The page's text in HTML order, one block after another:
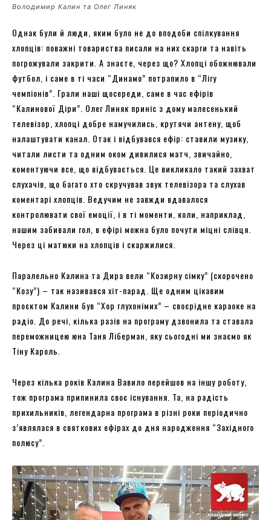
Володимир Калин та Олег Линяк
Однак були й люди, яким було не до вподоби спілкування
хлопців: поважні товариства писали на них скарги та навіть
погрожували закрити. А знаєте, через що? Хлопці обожнювали
футбол, і саме в ті часи “Динамо” потрапило в “Лігу
чемпіонів”. Грали наші щосереди, саме в час ефірів
“Калинової Діри”. Олег Линяк приніс з дому малесенький
телевізор, хлопці добре намучились, крутячи антену, щоб
налаштувати канал. Отак і відбувався ефір: ставили музику,
читали листи та одним оком дивилися матч, звичайно,
коментуючи все, що відбувається. Це викликало такий захват
слухачів, що багато хто скручував звук телевізора та слухав
коментарі хлопців. Ведучим не завжди вдавалося
контролювати свої емоції, і в ті моменти, коли, наприклад,
нашим забивали гол, в ефірі можна було почути міцні слівця.
Через ці матюки на хлопців і скаржилися.
Паралельно Калина та Дира вели “Козирну сімку” (скорочено
“Козу”) – так називався хіт-парад. Ще одним цікавим
проєктом Калини був “Хор глухонімих” – своєрідне караоке на
радіо. До речі, кілька разів на програму дзвонила та ставала
переможницею юна Таня Ліберман, яку сьогодні ми знаємо як
Тіну Кароль.
Через кілька років Калина Вавило перейшов на іншу роботу,
тож програма припинила своє існування. Та, на радість
прихильників, легендарна програма в різні роки періодично
з’являлася в святкових ефірах до дня народження “Західного
полюсу”.